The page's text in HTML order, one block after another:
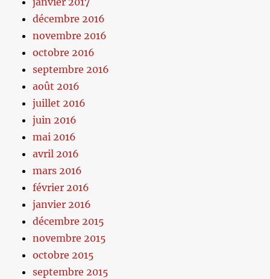
décembre 2016
novembre 2016
octobre 2016
septembre 2016
août 2016
juillet 2016
juin 2016
mai 2016
avril 2016
mars 2016
février 2016
janvier 2016
décembre 2015
novembre 2015
octobre 2015
septembre 2015